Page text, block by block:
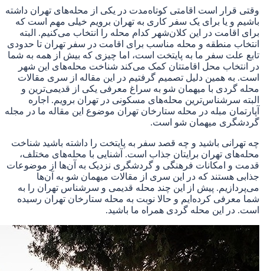
وقتی قرار است اقامتی کوتاه‌مدت در یکی از محله‌های تهران داشته
باشیم و یا برای یک سفر کاری به تهران برویم خیلی مهم است که
برای اقامت در این کلان‌شهر کدام محله را انتخاب می‌کنیم. البته
انتخاب منطقه و محله مناسب برای اقامت در سفر تهران تا حدودی
تابع علت سفر ما به پایتخت است، اما چیزی که بیش از همه به شما
در انتخاب محل اقامتتان کمک می‌کند شناخت محله‌های این شهر
است. به همین دلیل تصمیم گرفتیم در این مقاله از سری مقالات
محله گردی با میهمان شو به سراغ معرفی یکی از قدیمی‌ترین و
البته سرشناس‌ترین محله‌های مسکونی در تهران برویم. اجاره
آپارتمان مبله در محله ستارخان تهران موضوع این مقاله ما در مجله
گردشگری میهمان شو است.
چه تهرانی باشید و چه قصد سفر به پایتخت را داشته باشید شناخت
محله‌های تهران برایتان جذاب است. آشنایی با محله‌های مختلف،
قدمت و امکانات فرهنگی و گردشگری نزدیک به آن‌ها از موضوعات
جذابی هستند که در این سری از مقالات میهمان شو به آن‌ها
می‌پردازیم. پیش از این چند محله قدیمی و سرشناس تهران را به
شما معرفی کرده‌ایم و حالا نوبت به محله ستارخان تهران رسیده
است. در این محله گردی همراه ما باشید.